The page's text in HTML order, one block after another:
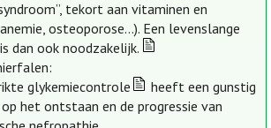
tekort aan vitaminen en
osteoporose…). Een levenslange
dan ook noodzakelijk.
glykemiecontrole
heeft een gunstig
het ontstaan en de progressie van